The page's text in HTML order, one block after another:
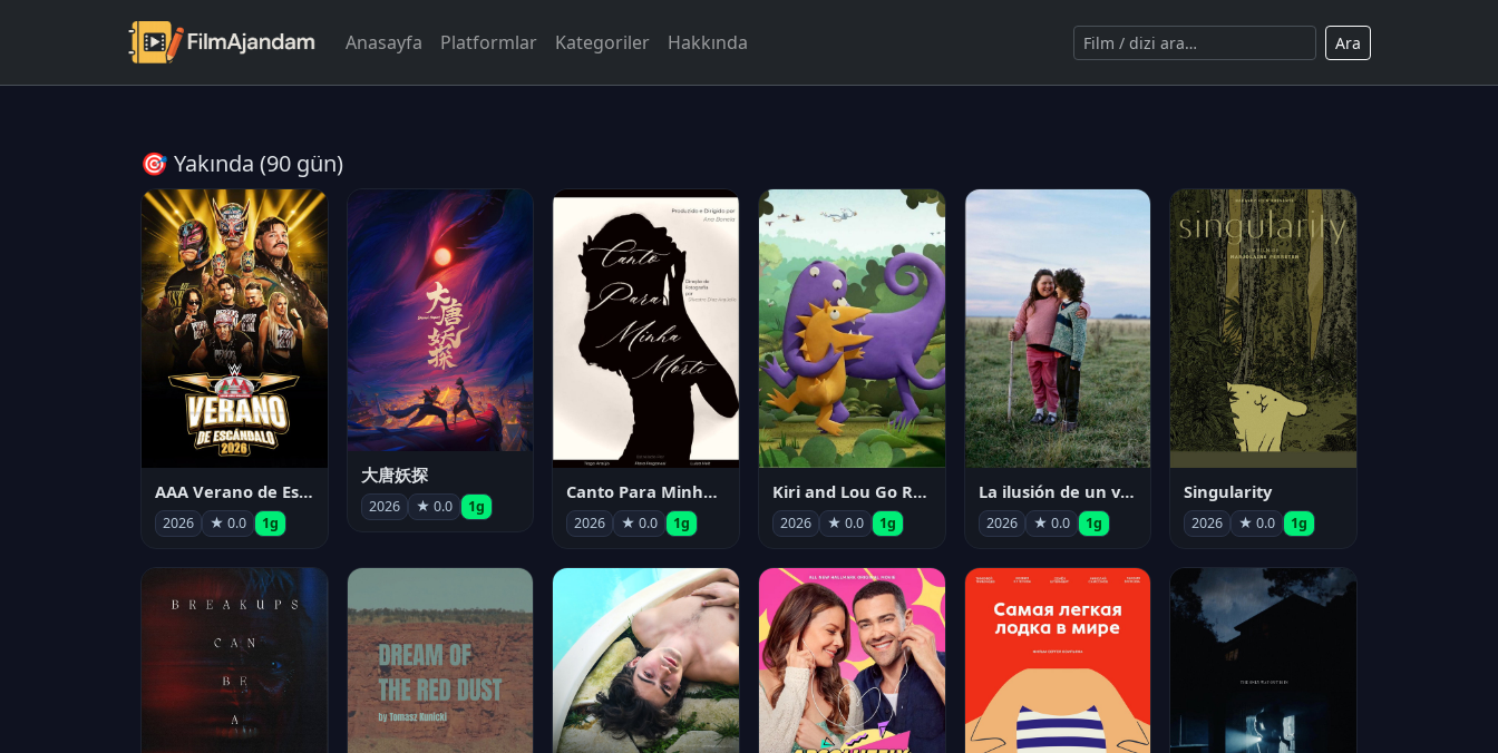
Anasayfa Platformlar Kategoriler Hakkında Ara
🎯 Yakında (90 gün)
AAA Verano de Escándalo 2026 - Week 3
2026 ★ 0.0 1g
大唐妖探
2026 ★ 0.0 1g
Canto Para Minha Morte
2026 ★ 0.0 1g
Kiri and Lou Go Raaa!
2026 ★ 0.0 1g
La ilusión de un verano sin fin
2026 ★ 0.0 1g
Singularity
2026 ★ 0.0 1g